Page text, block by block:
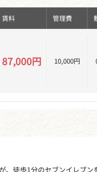
賃料 管理費
87,000円 10,000円
、徒歩1分のセブンイレブ